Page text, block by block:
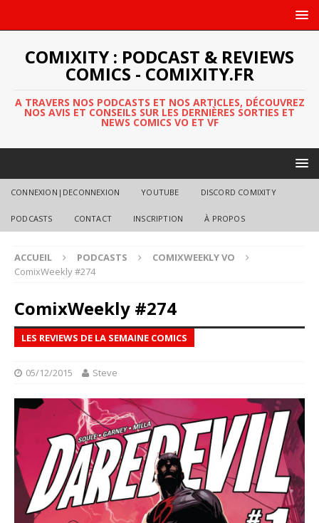
COMIXITY : PODCAST & REVIEWS
COMICS - COMIXITY.FR
A TRAVERS NOS PODCASTS ET NOS ARTICLES, DÉCOUVREZ
NOS AVIS ET CONSEILS SUR LES DERNIÈRES SORTIES ET
NEWS COMICS VO ET VF
CONNEXION|DECONNEXION YOUTUBE DISCORD COMIXITY
PODCASTS CONTACT INSCRIPTION À PROPOS
ACCUEIL PODCASTS
COMIXWEEKLY VO
ComixWeekly #274
ComixWeekly #274
LES REVIEWS DE LA SEMAINE COMICS
05/12/2015 Steve